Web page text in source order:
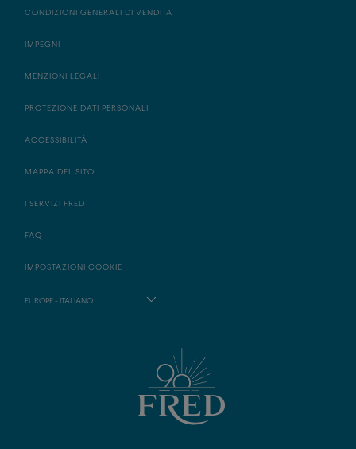
CONDIZIONI GENERALI DI VENDITA
IMPEGNI
MENZIONI LEGALI
PROTEZIONE DATI PERSONALI
ACCESSIBILITÀ
MAPPA DEL SITO
I SERVIZI FRED
FAQ
IMPOSTAZIONI COOKIE
EUROPE - ITALIANO